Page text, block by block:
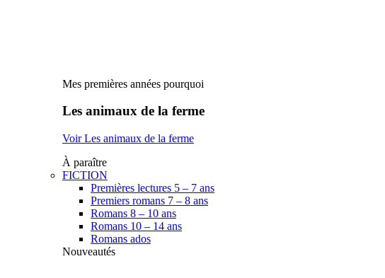
Mes premières années pourquoi
Les animaux de la ferme
Voir Les animaux de la ferme
À paraître
FICTION
Premières lectures 5 – 7 ans
Premiers romans 7 – 8 ans
Romans 8 – 10 ans
Romans 10 – 14 ans
Romans ados
Nouveautés